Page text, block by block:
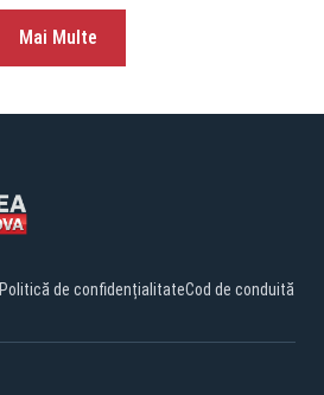
Mai Multe
Politică de confidențialitateCod de conduită